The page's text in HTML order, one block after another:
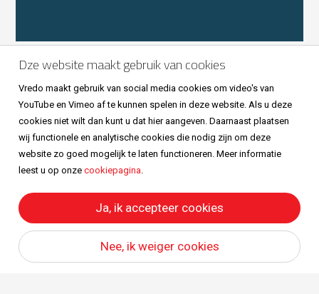
Volg ons ook op
All right reserved © Vredo 2026.
Sitemap
Dze website maakt gebruik van cookies
Vredo maakt gebruik van social media cookies om video's van
YouTube en Vimeo af te kunnen spelen in deze website. Als u deze
cookies niet wilt dan kunt u dat hier aangeven. Daarnaast plaatsen
wij functionele en analytische cookies die nodig zijn om deze
website zo goed mogelijk te laten functioneren. Meer informatie
leest u op onze cookiepagina.
Ja, ik accepteer cookies
Nee, ik weiger cookies